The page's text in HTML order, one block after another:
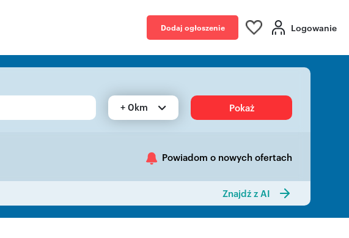
Dodaj ogłoszenie Logowanie
+ 0km Pokaż
Powiadom o nowych ofertach
Znajdź z AI